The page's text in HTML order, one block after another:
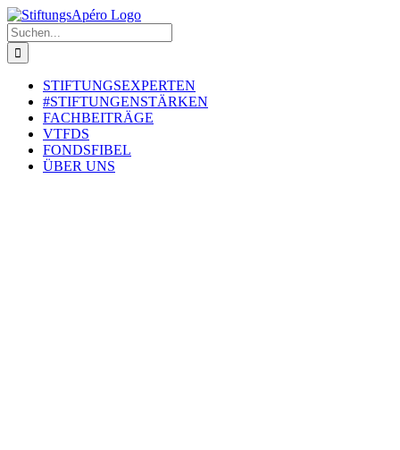
Zum
Inhalt
springen
Suche
nach:
STIFTUNGSEXPERTEN
#STIFTUNGENSTÄRKEN
FACHBEITRÄGE
VTFDS
FONDSFIBEL
ÜBER UNS